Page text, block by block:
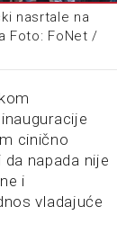
nasrtale na
Foto: FoNet /
cinično
napada nije
i
vladajuće